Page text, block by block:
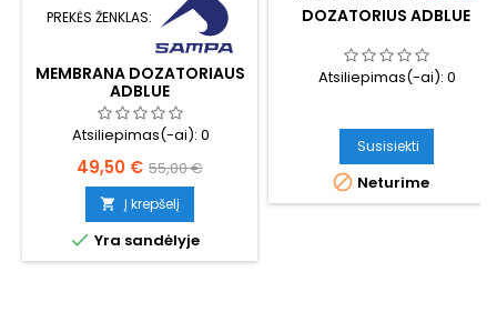
PREKĖS ŽENKLAS:
MEMBRANA DOZATORIAUS
ADBLUE
Atsiliepimas(-ai): 0
Kaina
49,50 € Bazinė
kaina
55,00 €
 Į krepšelį
 Yra sandėlyje
DOZATORIUS ADBLUE
Atsiliepimas(-ai): 0
Susisiekti
 Neturime